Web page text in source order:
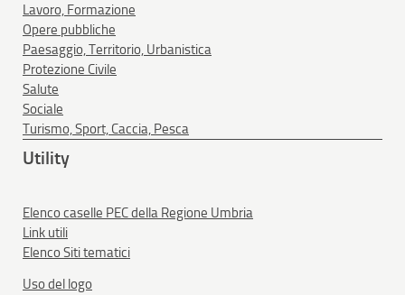
Lavoro, Formazione
Opere pubbliche
Paesaggio, Territorio, Urbanistica
Protezione Civile
Salute
Sociale
Turismo, Sport, Caccia, Pesca
Utility
Elenco caselle PEC della Regione Umbria
Link utili
Elenco Siti tematici
Uso del logo